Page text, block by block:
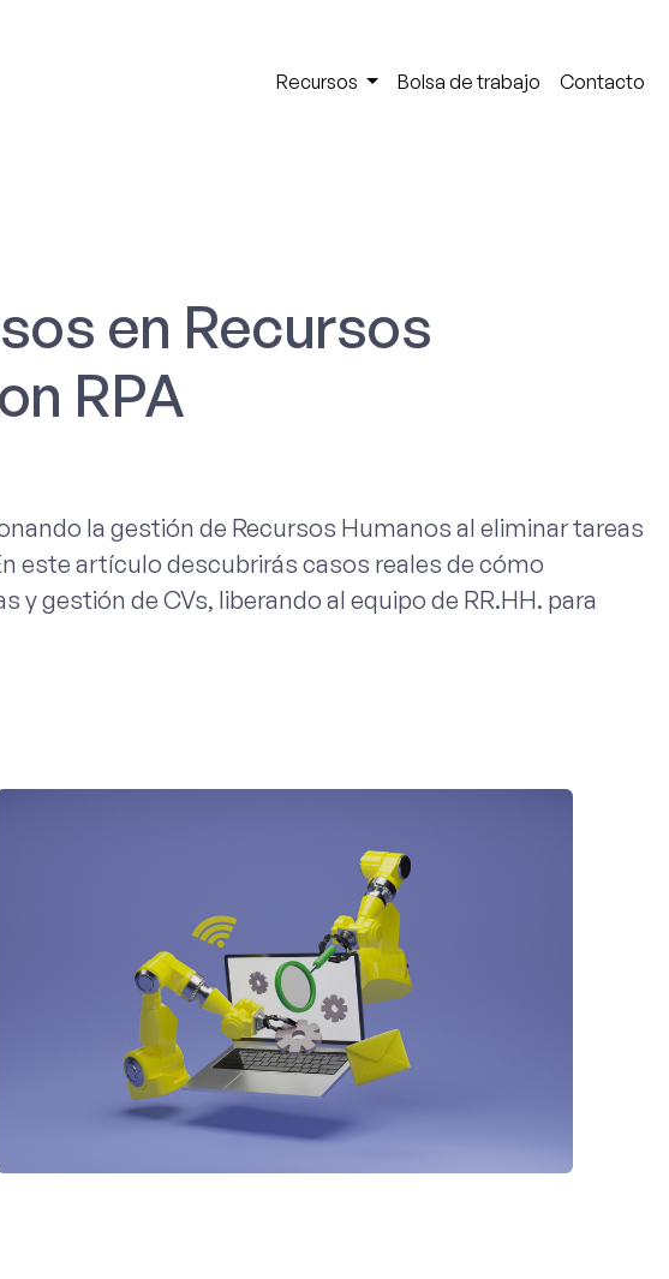
Recursos Bolsa de trabajo Contacto
en Recursos
RPA
la gestión de Recursos Humanos al eliminar tareas
este artículo descubrirás casos reales de cómo
gestión de CVs, liberando al equipo de RR.HH. para